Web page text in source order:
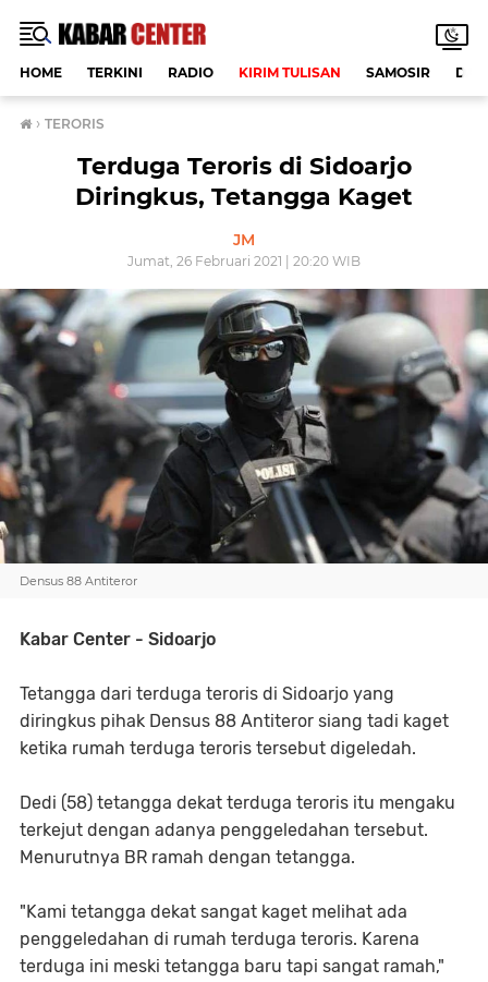
HOME TERKINI RADIO KIRIM TULISAN SAMOSIR
› TERORIS
Terduga Teroris di Sidoarjo
Diringkus, Tetangga Kaget
JM
Jumat, 26 Februari 2021 | 20:20 WIB
Densus 88 Antiteror
Kabar Center - Sidoarjo
Tetangga dari terduga teroris di Sidoarjo yang
diringkus pihak Densus 88 Antiteror siang tadi kaget
ketika rumah terduga teroris tersebut digeledah.
Dedi (58) tetangga dekat terduga teroris itu mengaku
terkejut dengan adanya penggeledahan tersebut.
Menurutnya BR ramah dengan tetangga.
"Kami tetangga dekat sangat kaget melihat ada
penggeledahan di rumah terduga teroris. Karena
terduga ini meski tetangga baru tapi sangat ramah,"